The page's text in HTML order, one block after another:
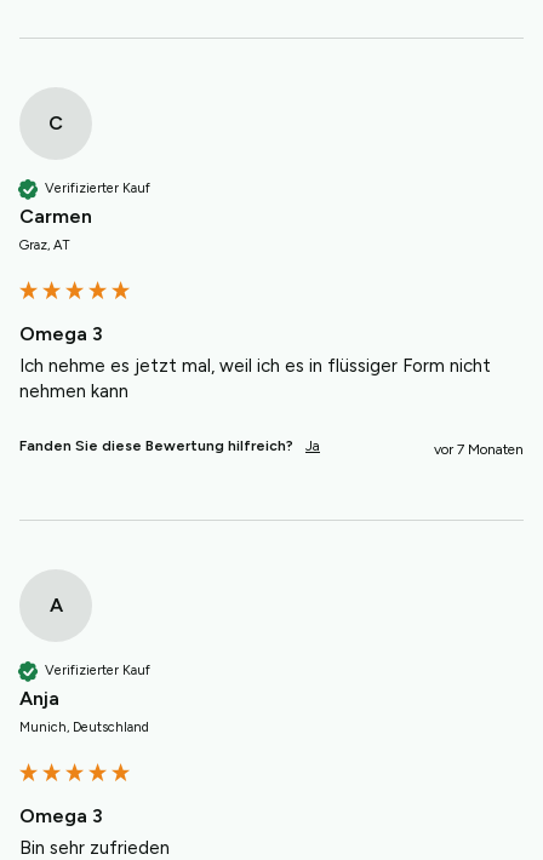
C
Verifizierter Kauf
Carmen
Graz, AT
Omega 3
Ich nehme es jetzt mal, weil ich es in flüssiger Form nicht
nehmen kann
Fanden Sie diese Bewertung hilfreich? Ja vor 7 Monaten
A
Verifizierter Kauf
Anja
Munich, Deutschland
Omega 3
Bin sehr zufrieden